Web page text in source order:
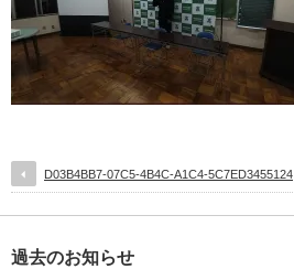
D03B4BB7-07C5-4B4C-A1C4-5C7ED3455124
過去のお知らせ